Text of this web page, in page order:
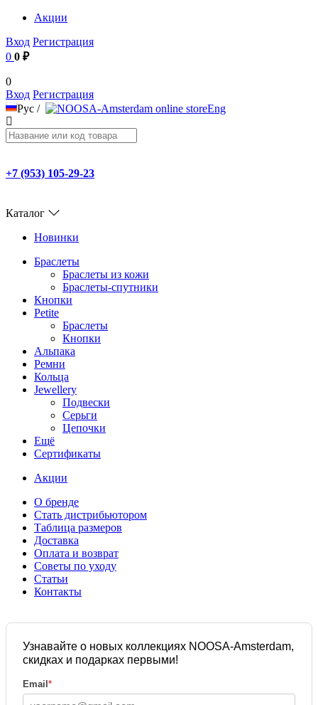
Акции
Вход Регистрация
0 0 ₽
0
Вход Регистрация
Рус / Eng
+7 (953) 105-29-23
Каталог
Новинки
Браслеты
Браслеты из кожи
Браслеты-спутники
Кнопки
Petite
Браслеты
Кнопки
Альпака
Ремни
Кольца
Jewellery
Подвески
Серьги
Цепочки
Ещё
Сертификаты
Акции
О бренде
Стать дистрибьютором
Таблица размеров
Доставка
Оплата и возврат
Советы по уходу
Статьи
Контакты
Узнавайте о новых коллекциях NOOSA-Amsterdam,
скидках и подарках первыми!
Email *